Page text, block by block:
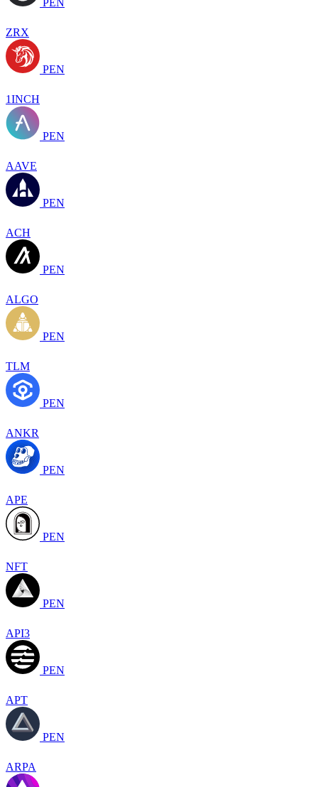
ZRX
PEN
1INCH
PEN
AAVE
PEN
ACH
PEN
ALGO
PEN
TLM
PEN
ANKR
PEN
APE
PEN
NFT
PEN
API3
PEN
APT
PEN
ARPA